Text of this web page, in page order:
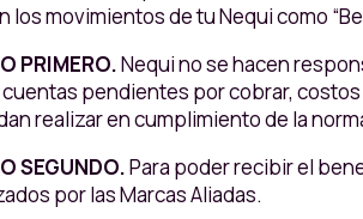
los movimientos de tu Nequi como
PRIMERO.Nequi no se hacen
pendientes por cobrar,
realizar en cumplimiento de la
SEGUNDO.Para poder recibir el
por las Marcas Aliadas.